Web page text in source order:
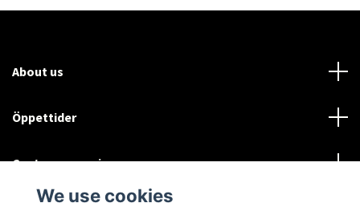
About us
Öppettider
Customer service
We use cookies